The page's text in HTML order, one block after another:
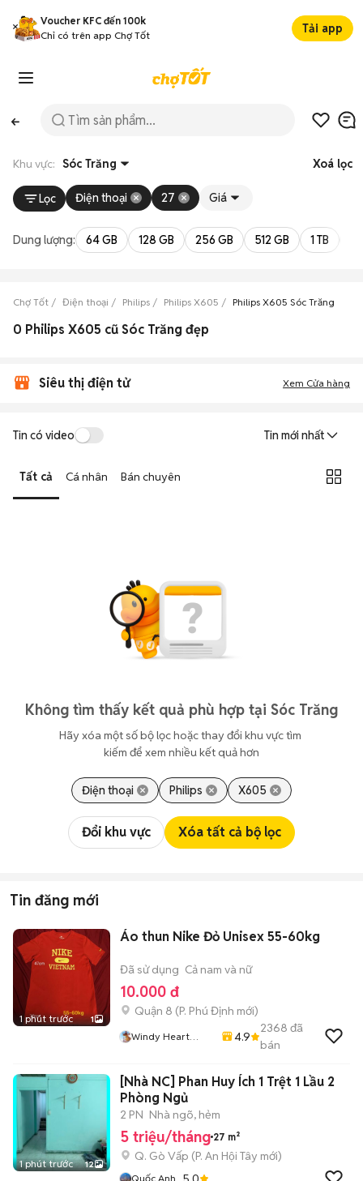
Voucher KFC đến 100k
Chỉ có trên app Chợ Tốt
Tải app
Khu vực: Sóc Trăng Xoá lọc
Lọc Điện thoại 27 Giá
Dung lượng: 64 GB 128 GB 256 GB 512 GB 1 TB
Chợ Tốt Điện thoại Philips Philips X605 Philips X605 Sóc Trăng
0 Philips X605 cũ Sóc Trăng đẹp
Siêu thị điện tử Xem Cửa hàng
Tin có video Tin mới nhất
Tất cả Cá nhân Bán chuyên
Không tìm thấy kết quả phù hợp tại Sóc Trăng
Hãy xóa một số bộ lọc hoặc thay đổi khu vực tìm
kiếm để xem nhiều kết quả hơn
Điện thoại Philips X605
Đổi khu vực Xóa tất cả bộ lọc
Tin đăng mới
1 phút trước 1
Áo thun Nike Đỏ Unisex 55-60kg
Đã sử dụng Cả nam và nữ
10.000 đ
Quận 8 (P. Phú Định mới)
Windy Heart
4.9
2368 đã
bán
1 phút trước 12
[Nhà NC] Phan Huy Ích 1 Trệt 1 Lầu 2
Phòng Ngủ
2 PN Nhà ngõ, hẻm
5 triệu/tháng 27 m²
Q. Gò Vấp (P. An Hội Tây mới)
Quốc Anh